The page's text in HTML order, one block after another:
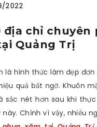
2022
địa chỉ chuyên
Quảng Trị
là hình thức làm đẹp đơn
quả bất ngờ. Khuôn
sắc nét hơn sau khi
Chính vì vậy, nhiều